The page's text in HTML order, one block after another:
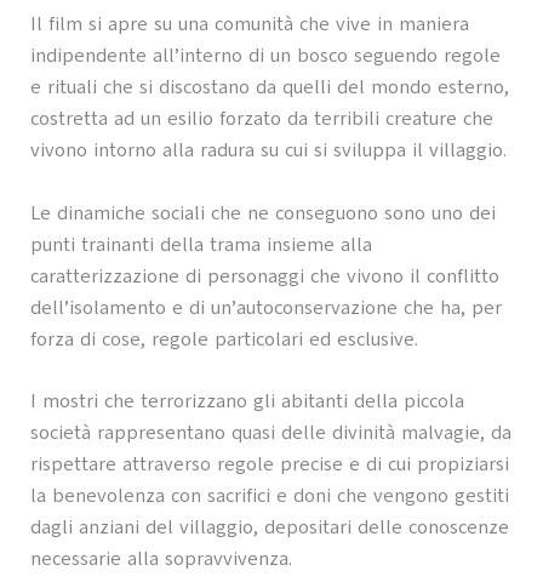
Il film si apre su una comunità che vive in maniera
indipendente all’interno di un bosco seguendo regole
e rituali che si discostano da quelli del mondo esterno,
costretta ad un esilio forzato da terribili creature che
vivono intorno alla radura su cui si sviluppa il villaggio.
Le dinamiche sociali che ne conseguono sono uno dei
punti trainanti della trama insieme alla
caratterizzazione di personaggi che vivono il conflitto
dell’isolamento e di un’autoconservazione che ha, per
forza di cose, regole particolari ed esclusive.
I mostri che terrorizzano gli abitanti della piccola
società rappresentano quasi delle divinità malvagie, da
rispettare attraverso regole precise e di cui propiziarsi
la benevolenza con sacrifici e doni che vengono gestiti
dagli anziani del villaggio, depositari delle conoscenze
necessarie alla sopravvivenza.